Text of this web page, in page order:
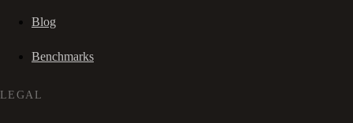
Blog
Benchmarks
LEGAL